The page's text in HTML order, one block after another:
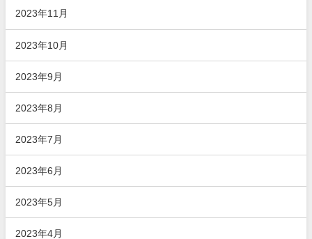
2023年11月
2023年10月
2023年9月
2023年8月
2023年7月
2023年6月
2023年5月
2023年4月